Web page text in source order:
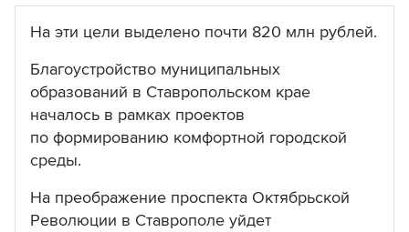
На эти цели выделено почти 820 млн рублей.
Благоустройство муниципальных
образований в Ставропольском крае
началось в рамках проектов
по формированию комфортной городской
среды.
На преображение проспекта Октябрьской
Революции в Ставрополе уйдет